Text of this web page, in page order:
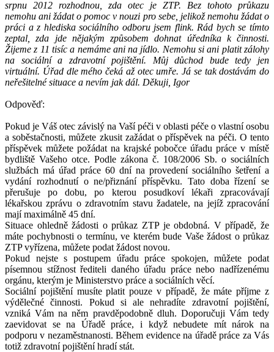
srpnu 2012 rozhodnou, zda otec je ZTP. Bez tohoto průkazu
nemohu ani žádat o pomoc v nouzi pro sebe, jelikož nemohu žádat o
práci a z hlediska sociálního odboru jsem flink. Rád bych se tímto
zeptal, zda jde nějakým způsobem dohnat úředníka k činnosti.
Žijeme z 11 tisíc a nemáme ani na jídlo. Nemohu si ani platit zálohy
na sociální a zdravotní pojištění. Můj důchod bude tedy jen
virtuální. Úřad dle mého čeká až otec umře. Já se tak dostávám do
neřešitelné situace a nevím jak dál. Děkuji, Igor
Odpověď:
Pokud je Váš otec závislý na Vaší péči v oblasti péče o vlastní osobu
a soběstačnosti, můžete zkusit zažádat o příspěvek na péči. O tento
příspěvek můžete požádat na krajské pobočce úřadu práce v místě
bydliště Vašeho otce. Podle zákona č. 108/2006 Sb. o sociálních
službách má úřad práce 60 dní na provedení sociálního šetření a
vydání rozhodnutí o ne/přiznání příspěvku. Tato doba řízení se
přerušuje po dobu, po kterou posudkoví lékaři zpracovávají
lékařskou zprávu o zdravotním stavu žadatele, na jejíž zpracování
mají maximálně 45 dní.
Situace ohledně žádosti o průkaz ZTP je obdobná. V případě, že
máte pochybnosti o termínu, ve kterém bude Vaše žádost o průkaz
ZTP vyřízena, můžete podat žádost novou.
Pokud nejste s postupem úřadu práce spokojen, můžete podat
písemnou stížnost řediteli daného úřadu práce nebo nadřízenému
orgánu, kterým je Ministerstvo práce a sociálních věcí.
Sociální pojištění musíte platit pouze v případě, že máte příjme z
výdělečné činnosti. Pokud si ale nehradíte zdravotní pojištění,
vzniká Vám na něm pravděpodobně dluh. Doporučuji Vám tedy
zaevidovat se na Úřadě práce, i když nebudete mít nárok na
podporu v nezaměstnanosti. Během evidence na úřadě práce za Vás
totiž zdravotní pojištění hradí stát.